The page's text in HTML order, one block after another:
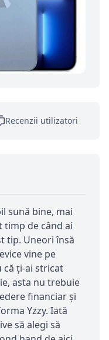
Recenzii utilizatori
sună bine, mai
timp de când ai
tip. Uneori însă
vine pe
ți-ai stricat
asta nu trebuie
financiar și
Yzzy. Iată
să alegi să